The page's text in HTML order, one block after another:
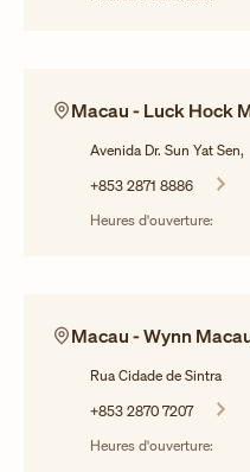
Macau - Luck Hock
Avenida Dr. Sun Yat Sen,
+853 2871 8886
Heures d'ouverture:
Macau - Wynn
Rua Cidade de Sintra
+853 2870 7207
Heures d'ouverture: